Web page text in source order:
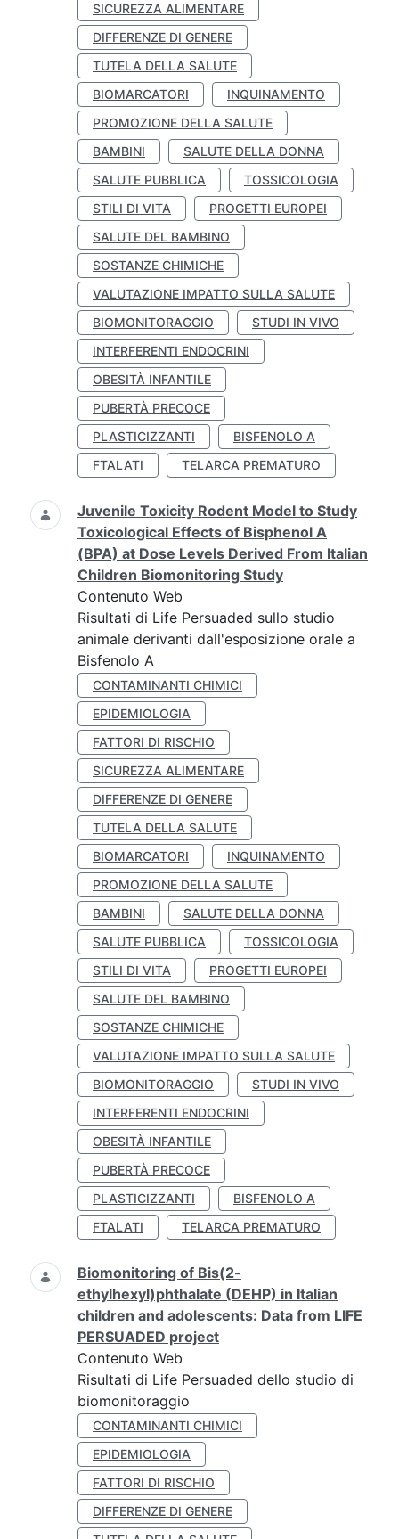
SICUREZZA ALIMENTARE
DIFFERENZE DI GENERE
TUTELA DELLA SALUTE
BIOMARCATORI
INQUINAMENTO
PROMOZIONE DELLA SALUTE
BAMBINI
SALUTE DELLA DONNA
SALUTE PUBBLICA
TOSSICOLOGIA
STILI DI VITA
PROGETTI EUROPEI
SALUTE DEL BAMBINO
SOSTANZE CHIMICHE
VALUTAZIONE IMPATTO SULLA SALUTE
BIOMONITORAGGIO
STUDI IN VIVO
INTERFERENTI ENDOCRINI
OBESITÀ INFANTILE
PUBERTÀ PRECOCE
PLASTICIZZANTI
BISFENOLO A
FTALATI
TELARCA PREMATURO
Juvenile Toxicity Rodent Model to Study
Toxicological Effects of Bisphenol A
(BPA) at Dose Levels Derived From Italian
Children Biomonitoring Study
Contenuto Web
Risultati di Life Persuaded sullo studio
animale derivanti dall'esposizione orale a
Bisfenolo A
CONTAMINANTI CHIMICI
EPIDEMIOLOGIA
FATTORI DI RISCHIO
SICUREZZA ALIMENTARE
DIFFERENZE DI GENERE
TUTELA DELLA SALUTE
BIOMARCATORI
INQUINAMENTO
PROMOZIONE DELLA SALUTE
BAMBINI
SALUTE DELLA DONNA
SALUTE PUBBLICA
TOSSICOLOGIA
STILI DI VITA
PROGETTI EUROPEI
SALUTE DEL BAMBINO
SOSTANZE CHIMICHE
VALUTAZIONE IMPATTO SULLA SALUTE
BIOMONITORAGGIO
STUDI IN VIVO
INTERFERENTI ENDOCRINI
OBESITÀ INFANTILE
PUBERTÀ PRECOCE
PLASTICIZZANTI
BISFENOLO A
FTALATI
TELARCA PREMATURO
Biomonitoring of Bis(2-
ethylhexyl)phthalate (DEHP) in Italian
children and adolescents: Data from LIFE
PERSUADED project
Contenuto Web
Risultati di Life Persuaded dello studio di
biomonitoraggio
CONTAMINANTI CHIMICI
EPIDEMIOLOGIA
FATTORI DI RISCHIO
DIFFERENZE DI GENERE